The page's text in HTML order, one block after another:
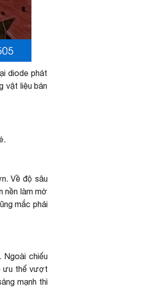
diode phát
vật liệu bán
Về độ sâu
nền làm mờ
mắc phải
Ngoài chiếu
ưu thế vượt
mạnh thì